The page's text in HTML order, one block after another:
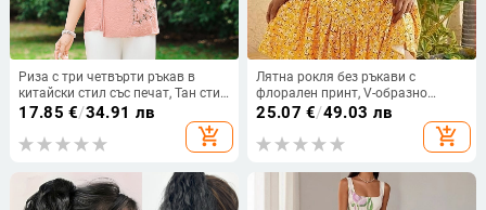
Риза с три четвърти ръкав в
китайски стил със печат, Тан стил
топ, полиестерова смес 70–80% и
17.85 €/34.91 лв
add_shopping_cart
Лятна рокля без ръкави с
флорален принт, V-образно
деколте, висока талия, средна
25.07 €/49.03 лв
add_shopping_cart